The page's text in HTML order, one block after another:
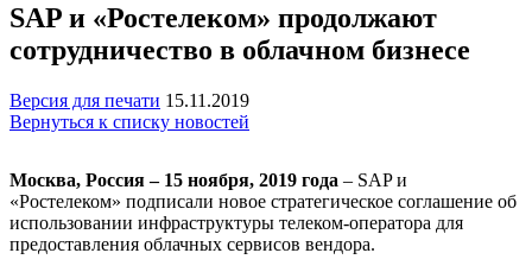
SAP и «Ростелеком» продолжают
сотрудничество в облачном бизнесе
Версия для печати 15.11.2019
Вернуться к списку новостей
Москва, Россия – 15 ноября, 2019 года – SAP и
«Ростелеком» подписали новое стратегическое соглашение об
использовании инфраструктуры телеком-оператора для
предоставления облачных сервисов вендора.